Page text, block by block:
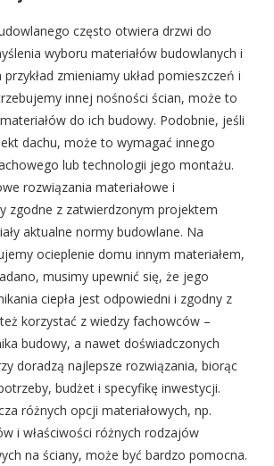
często otwiera drzwi do
wyboru materiałów budowlanych i
zmieniamy układ pomieszczeń i
innej nośności ścian, może to
do ich budowy. Podobnie, jeśli
dachu, może to wymagać innego
lub technologii jego montażu.
rozwiązania materiałowe i
zgodne z zatwierdzonym projektem
aktualne normy budowlane. Na
ocieplenie domu innym materiałem,
musimy upewnić się, że jego
ciepła jest odpowiedni i zgodny z
korzystać z wiedzy fachowców –
budowy, a nawet doświadczonych
doradzą najlepsze rozwiązania, biorąc
budżet i specyfikę inwestycji.
różnych opcji materiałowych, np.
i właściwości różnych rodzajów
na ściany, może być bardzo pomocna.